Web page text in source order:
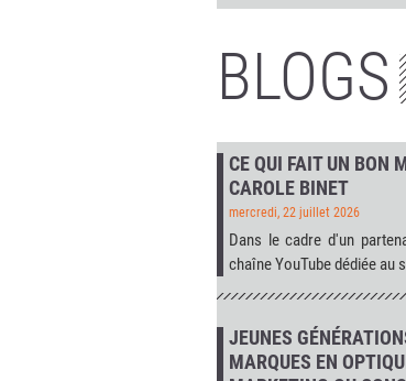
BLOGS
CE QUI FAIT UN BON
CAROLE BINET
mercredi, 22 juillet 2026
Dans le cadre d'un
chaîne YouTube dédiée au
JEUNES
MARQUES EN